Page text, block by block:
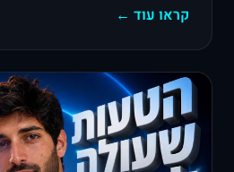
קראו עוד ←